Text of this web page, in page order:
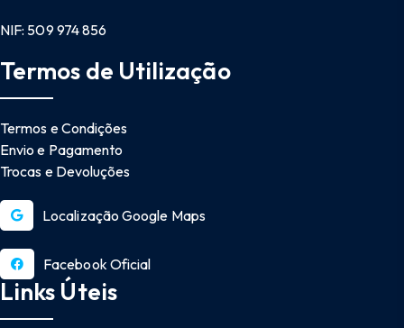
NIF: 509 974 856
Termos de Utilização
Termos e Condições
Envio e Pagamento
Trocas e Devoluções
Localização Google Maps
Facebook Oficial
Links Úteis